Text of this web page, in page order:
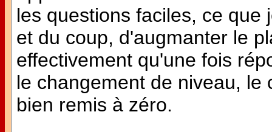
les questions faciles, ce que
et du coup, d'augmanter le
effectivement qu'une fois
le changement de niveau, le
bien remis à zéro.